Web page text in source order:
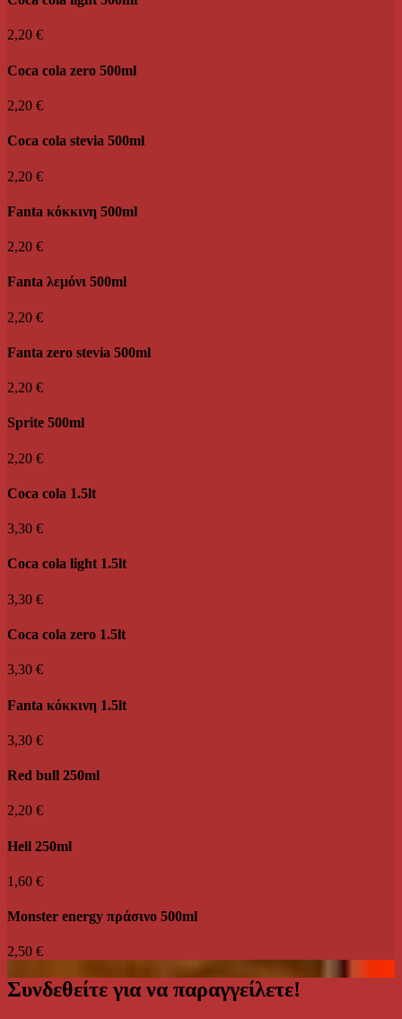
2,20 €
Coca cola zero 500ml
2,20 €
Coca cola stevia 500ml
2,20 €
Fanta κόκκινη 500ml
2,20 €
Fanta λεμόνι 500ml
2,20 €
Fanta zero stevia 500ml
2,20 €
Sprite 500ml
2,20 €
Coca cola 1.5lt
3,30 €
Coca cola light 1.5lt
3,30 €
Coca cola zero 1.5lt
3,30 €
Fanta κόκκινη 1.5lt
3,30 €
Red bull 250ml
2,20 €
Hell 250ml
1,60 €
Monster energy πράσινο 500ml
2,50 €
Συνδεθείτε για να παραγγείλετε!